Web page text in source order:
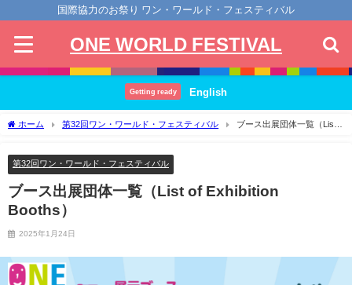
国際協力のお祭り ワン・ワールド・フェスティバル
ONE WORLD FESTIVAL
Getting ready English
ホーム 第32回ワン・ワールド・フェスティバル
ブース出展団体一覧（List
第32回ワン・ワールド・フェスティバル
ブース出展団体一覧（List of Exhibition
Booths）
2025年1月24日